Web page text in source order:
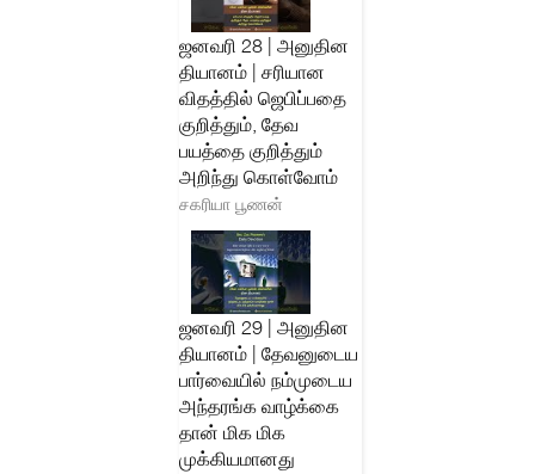
ஜனவரி 28 | அனுதின
தியானம் | சரியான
விதத்தில் ஜெபிப்பதை
குறித்தும், தேவ
பயத்தை குறித்தும்
அறிந்து கொள்வோம்
சகரியா பூணன்
ஜனவரி 29 | அனுதின
தியானம் | தேவனுடைய
பார்வையில் நம்முடைய
அந்தரங்க வாழ்க்கை
தான் மிக மிக
முக்கியமானது